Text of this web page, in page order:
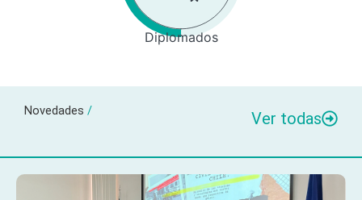
Diplomados
Novedades / Ver todas